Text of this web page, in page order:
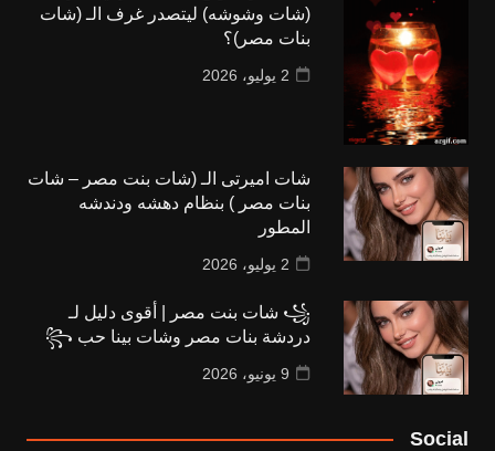
(شات وشوشه) ليتصدر غرف الـ (شات
بنات مصر)؟
2 يوليو، 2026
شات اميرتى الـ (شات بنت مصر – شات
بنات مصر ) بنظام دهشه ودندشه
المطور
2 يوليو، 2026
꧁ شات بنت مصر | أقوى دليل لـ
دردشة بنات مصر وشات بينا حب ꧂
9 يونيو، 2026
Social